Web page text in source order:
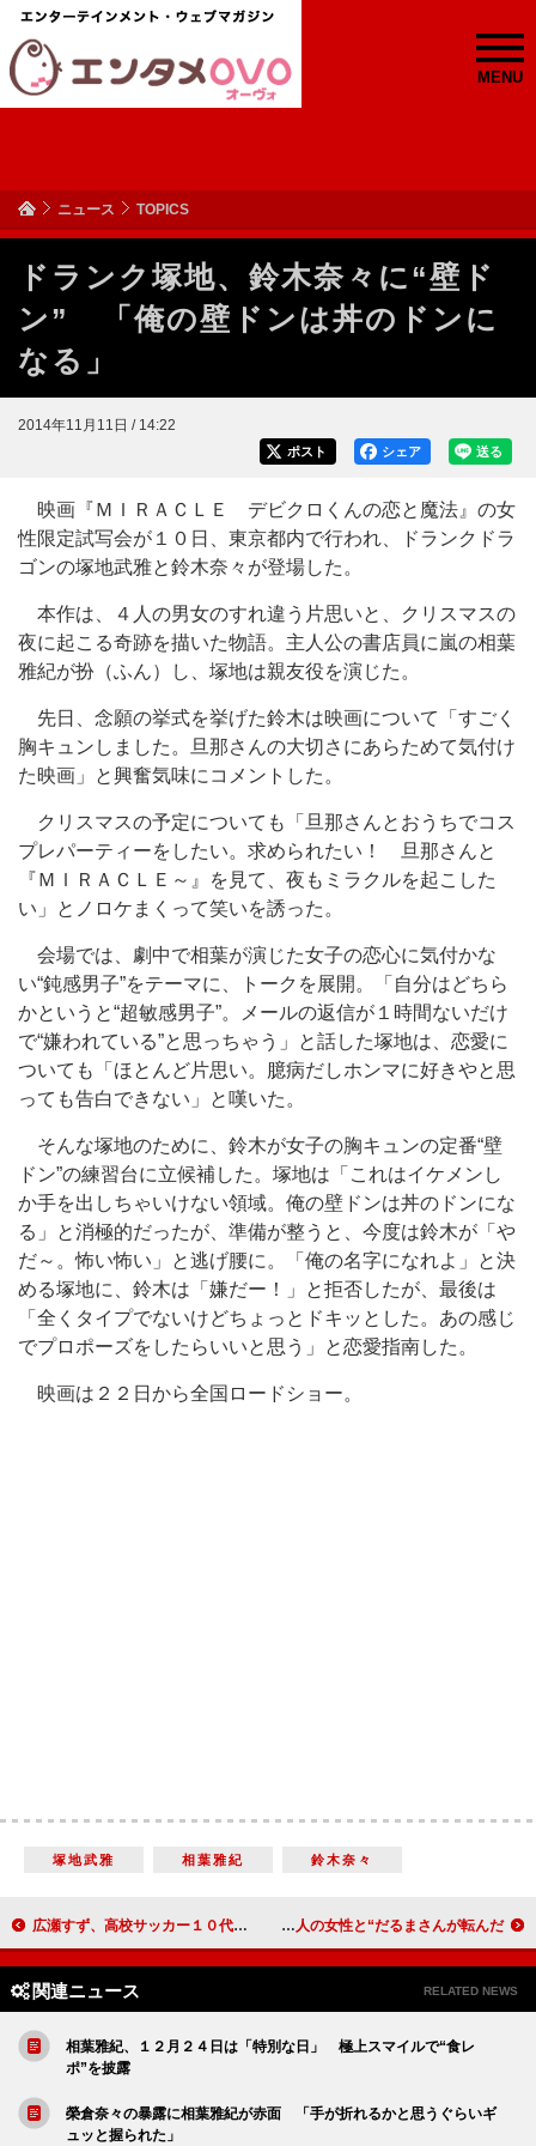
MENU
ニュース TOPICS
ドランク塚地、鈴木奈々に“壁ド
ン” 「俺の壁ドンは丼のドンに
なる」
2014年11月11日 / 14:22
送る
シェア
ポスト
映画『ＭＩＲＡＣＬＥ デビクロくんの恋と魔法』の女
性限定試写会が１０日、東京都内で行われ、ドランクドラ
ゴンの塚地武雅と鈴木奈々が登場した。
本作は、４人の男女のすれ違う片思いと、クリスマスの
夜に起こる奇跡を描いた物語。主人公の書店員に嵐の相葉
雅紀が扮（ふん）し、塚地は親友役を演じた。
先日、念願の挙式を挙げた鈴木は映画について「すごく
胸キュンしました。旦那さんの大切さにあらためて気付け
た映画」と興奮気味にコメントした。
クリスマスの予定についても「旦那さんとおうちでコス
プレパーティーをしたい。求められたい！ 旦那さんと
『ＭＩＲＡＣＬＥ～』を見て、夜もミラクルを起こした
い」とノロケまくって笑いを誘った。
会場では、劇中で相葉が演じた女子の恋心に気付かな
い“鈍感男子”をテーマに、トークを展開。「自分はどちら
かというと“超敏感男子”。メールの返信が１時間ないだけ
で“嫌われている”と思っちゃう」と話した塚地は、恋愛に
ついても「ほとんど片思い。臆病だしホンマに好きやと思
っても告白できない」と嘆いた。
そんな塚地のために、鈴木が女子の胸キュンの定番“壁
ドン”の練習台に立候補した。塚地は「これはイケメンし
か手を出しちゃいけない領域。俺の壁ドンは丼のドンにな
る」と消極的だったが、準備が整うと、今度は鈴木が「や
だ～。怖い怖い」と逃げ腰に。「俺の名字になれよ」と決
める塚地に、鈴木は「嫌だー！」と拒否したが、最後は
「全くタイプでないけどちょっとドキッとした。あの感じ
でプロポーズをしたらいいと思う」と恋愛指南した。
映画は２２日から全国ロードショー。
塚地武雅 相葉雅紀 鈴木奈々
広瀬すず、高校サッカー１０代目応援マネジャーに決定 ６代目姉の広瀬アリスに対抗心「妹の印象なくしたい」 福士蒼汰がギネス世界記録を達成 ３６１人の女性と“だるまさんが転んだ”
関連ニュース RELATED NEWS
相葉雅紀、１２月２４日は「特別な日」 極上スマイルで“食レ
ポ”を披露
榮倉奈々の暴露に相葉雅紀が赤面 「手が折れるかと思うぐらいギ
ュッと握られた」